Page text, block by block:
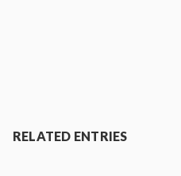
RELATED ENTRIES